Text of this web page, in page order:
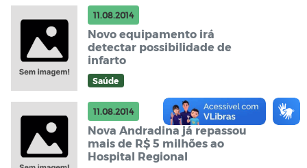
11.08.2014
Novo equipamento irá
detectar possibilidade de
infarto
Saúde
11.08.2014
Nova Andradina já repassou
mais de R$ 5 milhões ao
Hospital Regional